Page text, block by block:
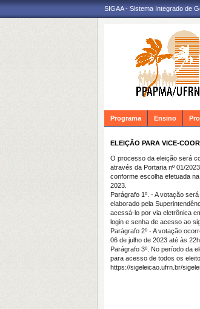
SIGAA - Sistema Integrado de
Programa Ensino
ELEIÇÃO PARA VICE-
O processo da eleição será
através da Portaria nº 01/
conforme escolha efetuada
2023.
Parágrafo 1º. - A votação
elaborado pela
acessá-lo por via eletrônica
login e senha de acesso ao
Parágrafo 2º -A votação
06 de julho de 2023 até às
Parágrafo 3º. No período da
para acesso de todos os
https://sigeleicao.ufrn.br/